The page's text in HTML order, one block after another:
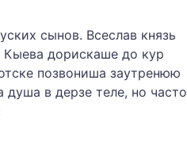
сы­нов. Всеслав князь
дорискаше до кур
позвониша заутренюю
в дерзе теле, но часто